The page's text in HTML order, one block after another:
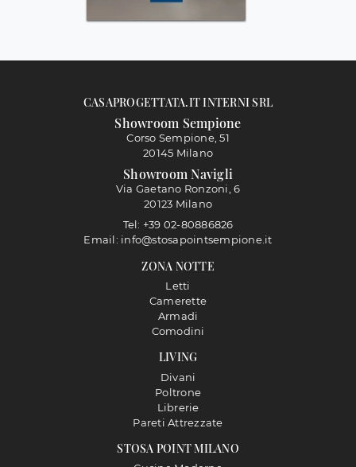
STOSA POINT MILANO
LIVING
Divani
Poltrone
Librerie
Pareti Attrezzate
ZONA NOTTE
Letti
Camerette
Armadi
Comodini
CASAPROGETTATA.IT INTERNI SRL
Showroom Sempione
Corso Sempione, 51
20145 Milano
Showroom Navigli
Via Gaetano Ronzoni, 6
20123 Milano
Tel: +39 02-80886826
Email: info@stosapointsempione.it